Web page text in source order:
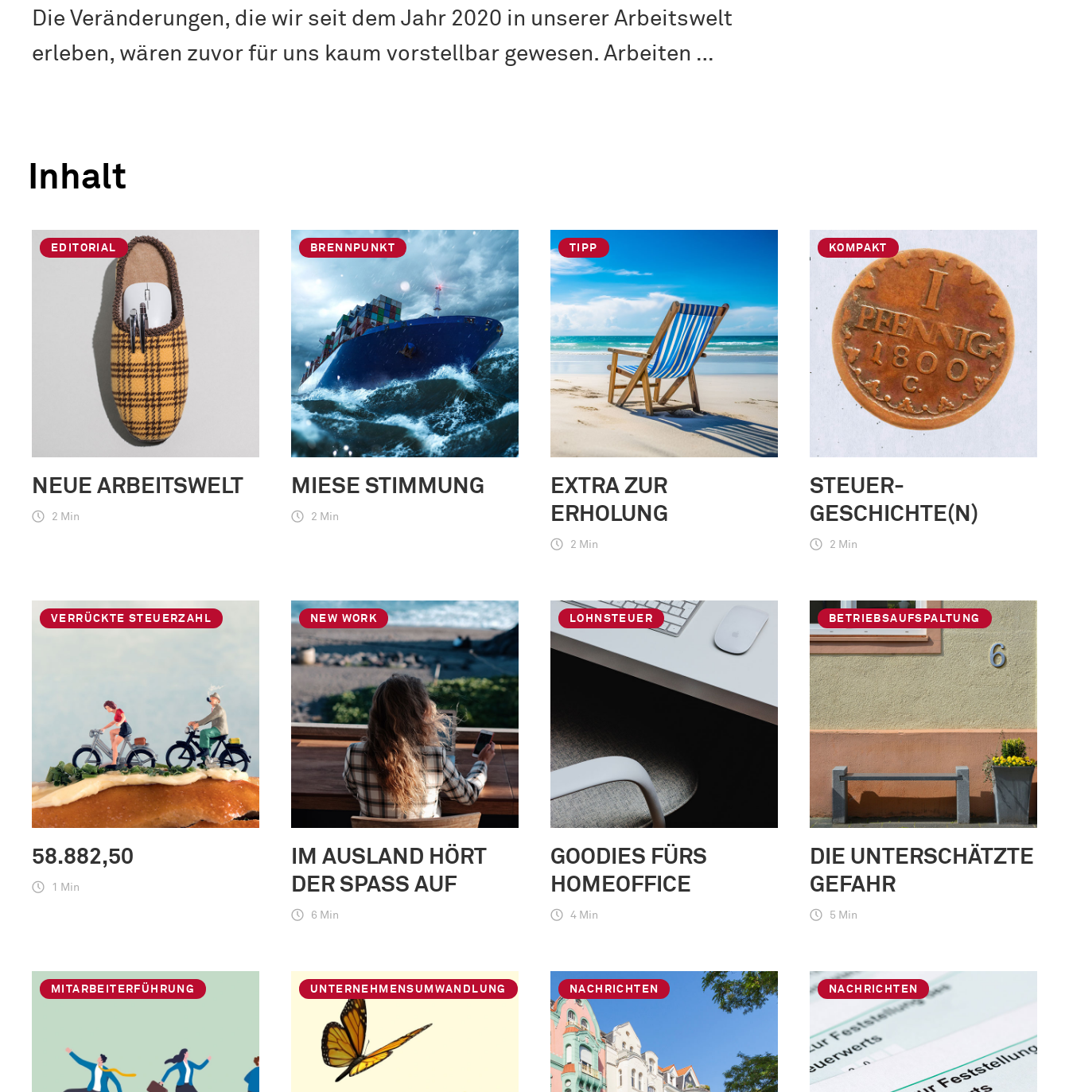
Die Veränderungen, die wir seit dem Jahr 2020 in unserer Arbeitswelt
erleben, wären zuvor für uns kaum vorstellbar gewesen. Arbeiten …
Inhalt
EDITORIAL
NEUE ARBEITSWELT
2 Min
BRENNPUNKT
MIESE STIMMUNG
2 Min
TIPP
EXTRA ZUR
ERHOLUNG
2 Min
KOMPAKT
STEUER-
GESCHICHTE(N)
2 Min
VERRÜCKTE STEUERZAHL
58.882,50
1 Min
NEW WORK
IM AUSLAND HÖRT
DER SPASS AUF
6 Min
LOHNSTEUER
GOODIES FÜRS
HOMEOFFICE
4 Min
BETRIEBSAUFSPALTUNG
DIE UNTERSCHÄTZTE
GEFAHR
5 Min
MITARBEITERFÜHRUNG UNTERNEHMENSUMWANDLUNG NACHRICHTEN NACHRICHTEN